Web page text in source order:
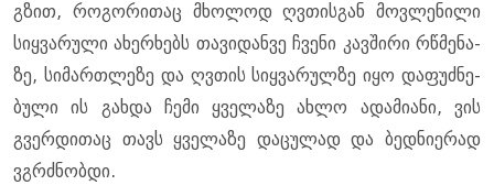
გზით, რო­გო­რი­თაც მხო­ლოდ ღვთის­გან მოვ­ლე­ნი­ლი
სიყ­ვა­რუ­ლი ახერ­ხებს თა­ვი­დან­ვე ჩვე­ნი კავ­ში­რი რწმე­ნა­
ზე, სი­მარ­თლე­ზე და ღვთის სიყ­ვა­რულ­ზე იყო და­ფუძ­ნე­
ბუ­ლი ის გახ­და ჩემი ყვე­ლა­ზე ახლო ადა­მი­ა­ნი, ვის
გვერ­დი­თაც თავს ყვე­ლა­ზე და­ცუ­ლად და ბედ­ნი­ე­რად
ვგრძნობ­დი.